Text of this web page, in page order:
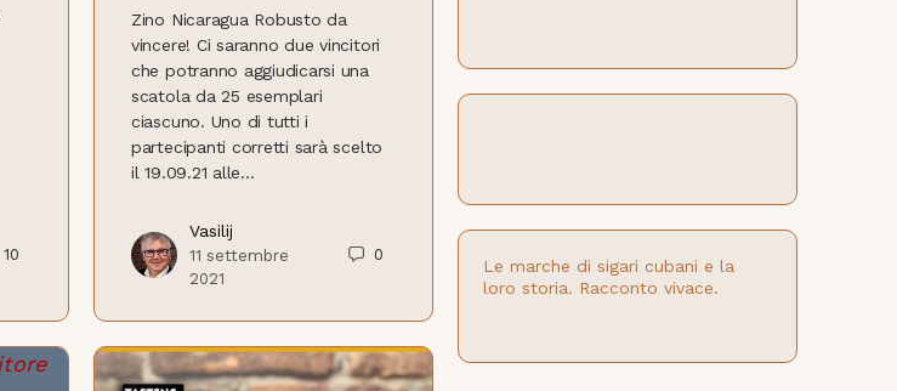
10
Zino Nicaragua Robusto da
vincere! Ci saranno due vincitori
che potranno aggiudicarsi una
scatola da 25 esemplari
ciascuno. Uno di tutti i
partecipanti corretti sarà scelto
il 19.09.21 alle...
Vasilij
11 settembre
2021
0
Le marche di sigari cubani e la
loro storia. Racconto vivace.